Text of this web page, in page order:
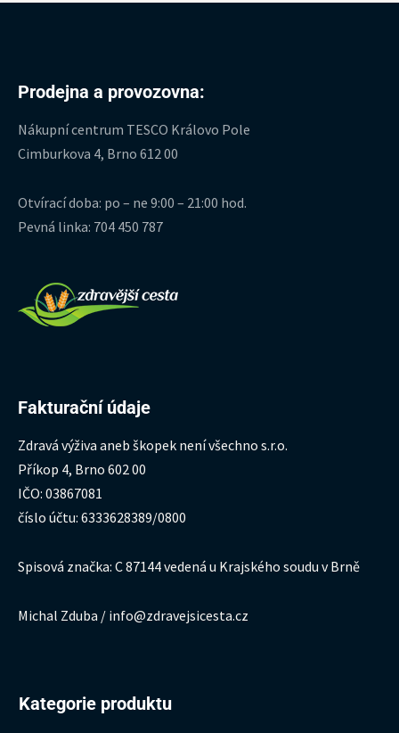
Prodejna a provozovna:
Nákupní centrum TESCO Královo Pole
Cimburkova 4, Brno 612 00
Otvírací doba: po – ne 9:00 – 21:00 hod.
Pevná linka: 704 450 787
Fakturační údaje
Zdravá výživa aneb škopek není všechno s.r.o.
Příkop 4, Brno 602 00
IČO: 03867081
číslo účtu: 6333628389/0800
Spisová značka: C 87144 vedená u Krajského soudu v Brně
Michal Zduba / info@zdravejsicesta.cz
Kategorie produktu